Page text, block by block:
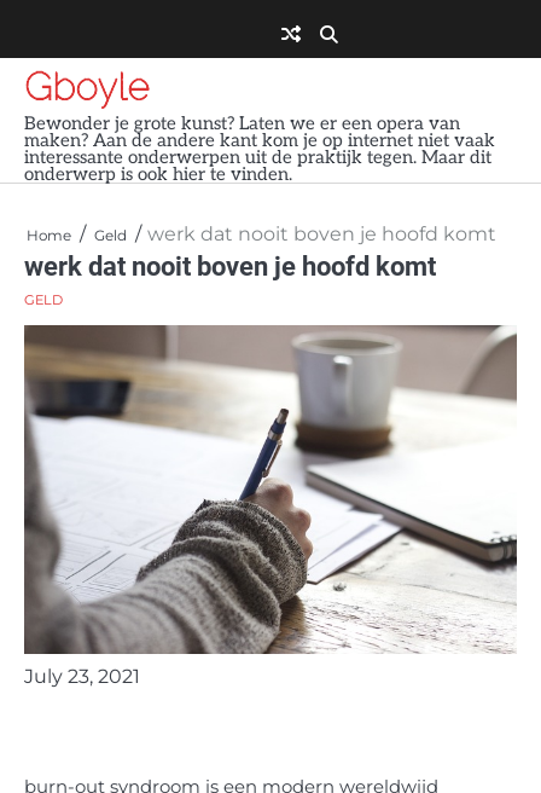
content
Gboyle
Bewonder je grote kunst? Laten we er een opera van
maken? Aan de andere kant kom je op internet niet vaak
interessante onderwerpen uit de praktijk tegen. Maar dit
onderwerp is ook hier te vinden.
Home Geld werk dat nooit boven je hoofd komt
werk dat nooit boven je hoofd komt
GELD
July 23, 2021
burn-out syndroom is een modern wereldwijd